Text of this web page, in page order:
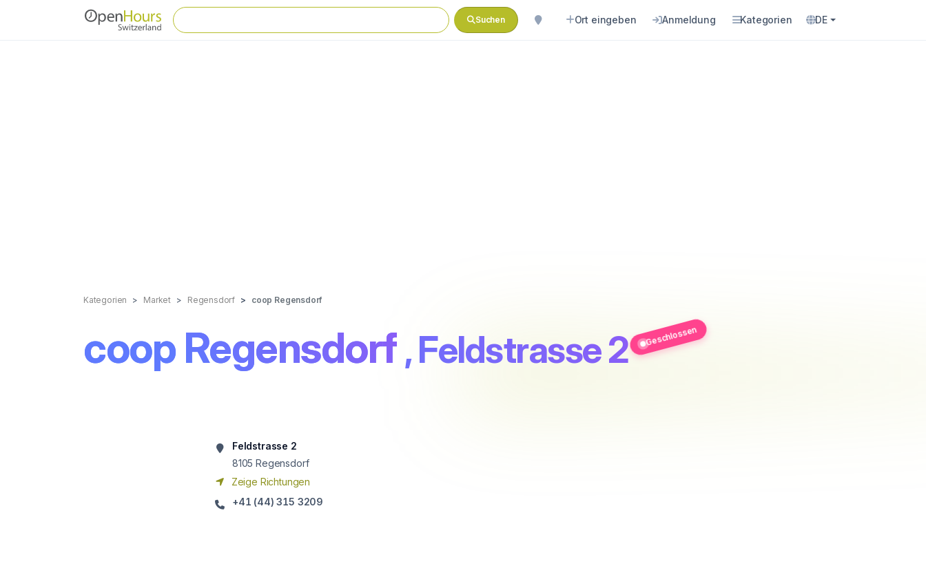
Suchen Ort eingeben Anmeldung Kategorien DE
Kategorien Market Regensdorf coop Regensdorf
coop Regensdorf , Feldstrasse 2 Geschlossen
Feldstrasse 2
8105 Regensdorf
Zeige Richtungen
+41 (44) 315 3209